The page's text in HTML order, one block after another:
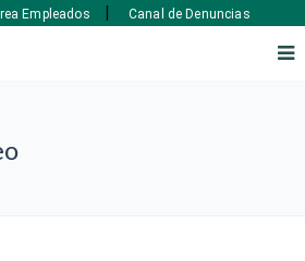
Empleados | Canal de Denuncias